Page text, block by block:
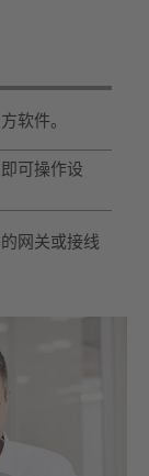
软件。
可操作设
网关或接线